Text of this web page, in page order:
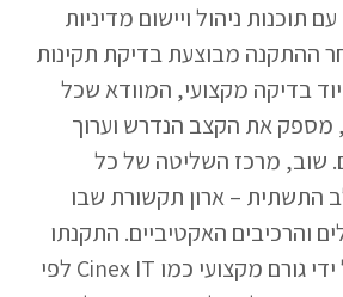
תוכנות ניהול ויישום מדיניות
ההתקנה מבוצעת בדיקת תקינות
בדיקה מקצועי, המוודא שכל
מספק את הקצב הנדרש וערוך
שוב, מרכז השליטה של כל
התשתית – ארון תקשורת שבו
והרכיבים האקטיביים. התקנתו
חייבת להתבצע על ידי גורם מקצועי כמו Cinex IT לפי